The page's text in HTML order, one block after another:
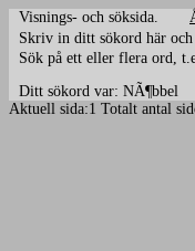
Visnings- och söksida.
Skriv in ditt sökord här
Sök på ett eller flera ord,
Ditt sökord var: NÃ¶bbel
Aktuell sida:1 Totalt antal